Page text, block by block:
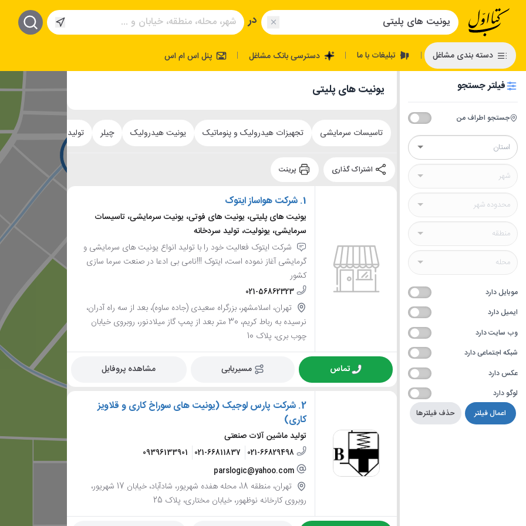
در
دسته بندی مشاغل | تبلیغات با ما | دسترسی بانک مشاغل | پنل اس ام اس
فیلتر جستجو
جستجو اطراف من
موبایل دارد
ایمیل دارد
وب سایت دارد
شبکه اجتماعی دارد
عکس دارد
لوگو دارد
حذف فیلترها
اعمال فیلتر
یونیت های پلیتی
تاسیسات سرمایشی تجهیزات هیدرولیک و پنوماتیک یونیت هیدرولیک چیلر تولید ماشین آلات صنعتی
1. شرکت هواساز ایتوک
یونیت های پلیتی، یونیت های فوتی، یونیت سرمایشی، تاسیسات
سرمایشی، یونولیت، تولید سردخانه
شرکت ایتوک فعالیت خود را با تولید انواع یونیت های سرمایشی و
گرمایشی آغاز نموده است، ایتوک !!!نامی بی ادعا در صنعت سرما سازی
کشور
021-56862323
تهران، اسلامشهر، بزرگراه سعیدی (جاده ساوه)، بعد از سه راه آدران،
نرسیده به رباط کریم، 30 متر بعد از پمپ گاز میلادنور، روبروی خیابان
چوب بری، پلاک 10
تماس مسیریابی مشاهده پروفایل
2. شرکت پارس لوجیک (یونیت های سوراخ کاری و قلاویز
کاری)
تولید ماشین آلات صنعتی
021-66829498
021-66811837
09396133901
parslogic@yahoo.com
تهران، منطقه 18، محله هفده شهریور، شادآباد، خیابان 17 شهریور،
روبروی کارخانه نوظهور، خیابان مختاری، پلاک 25